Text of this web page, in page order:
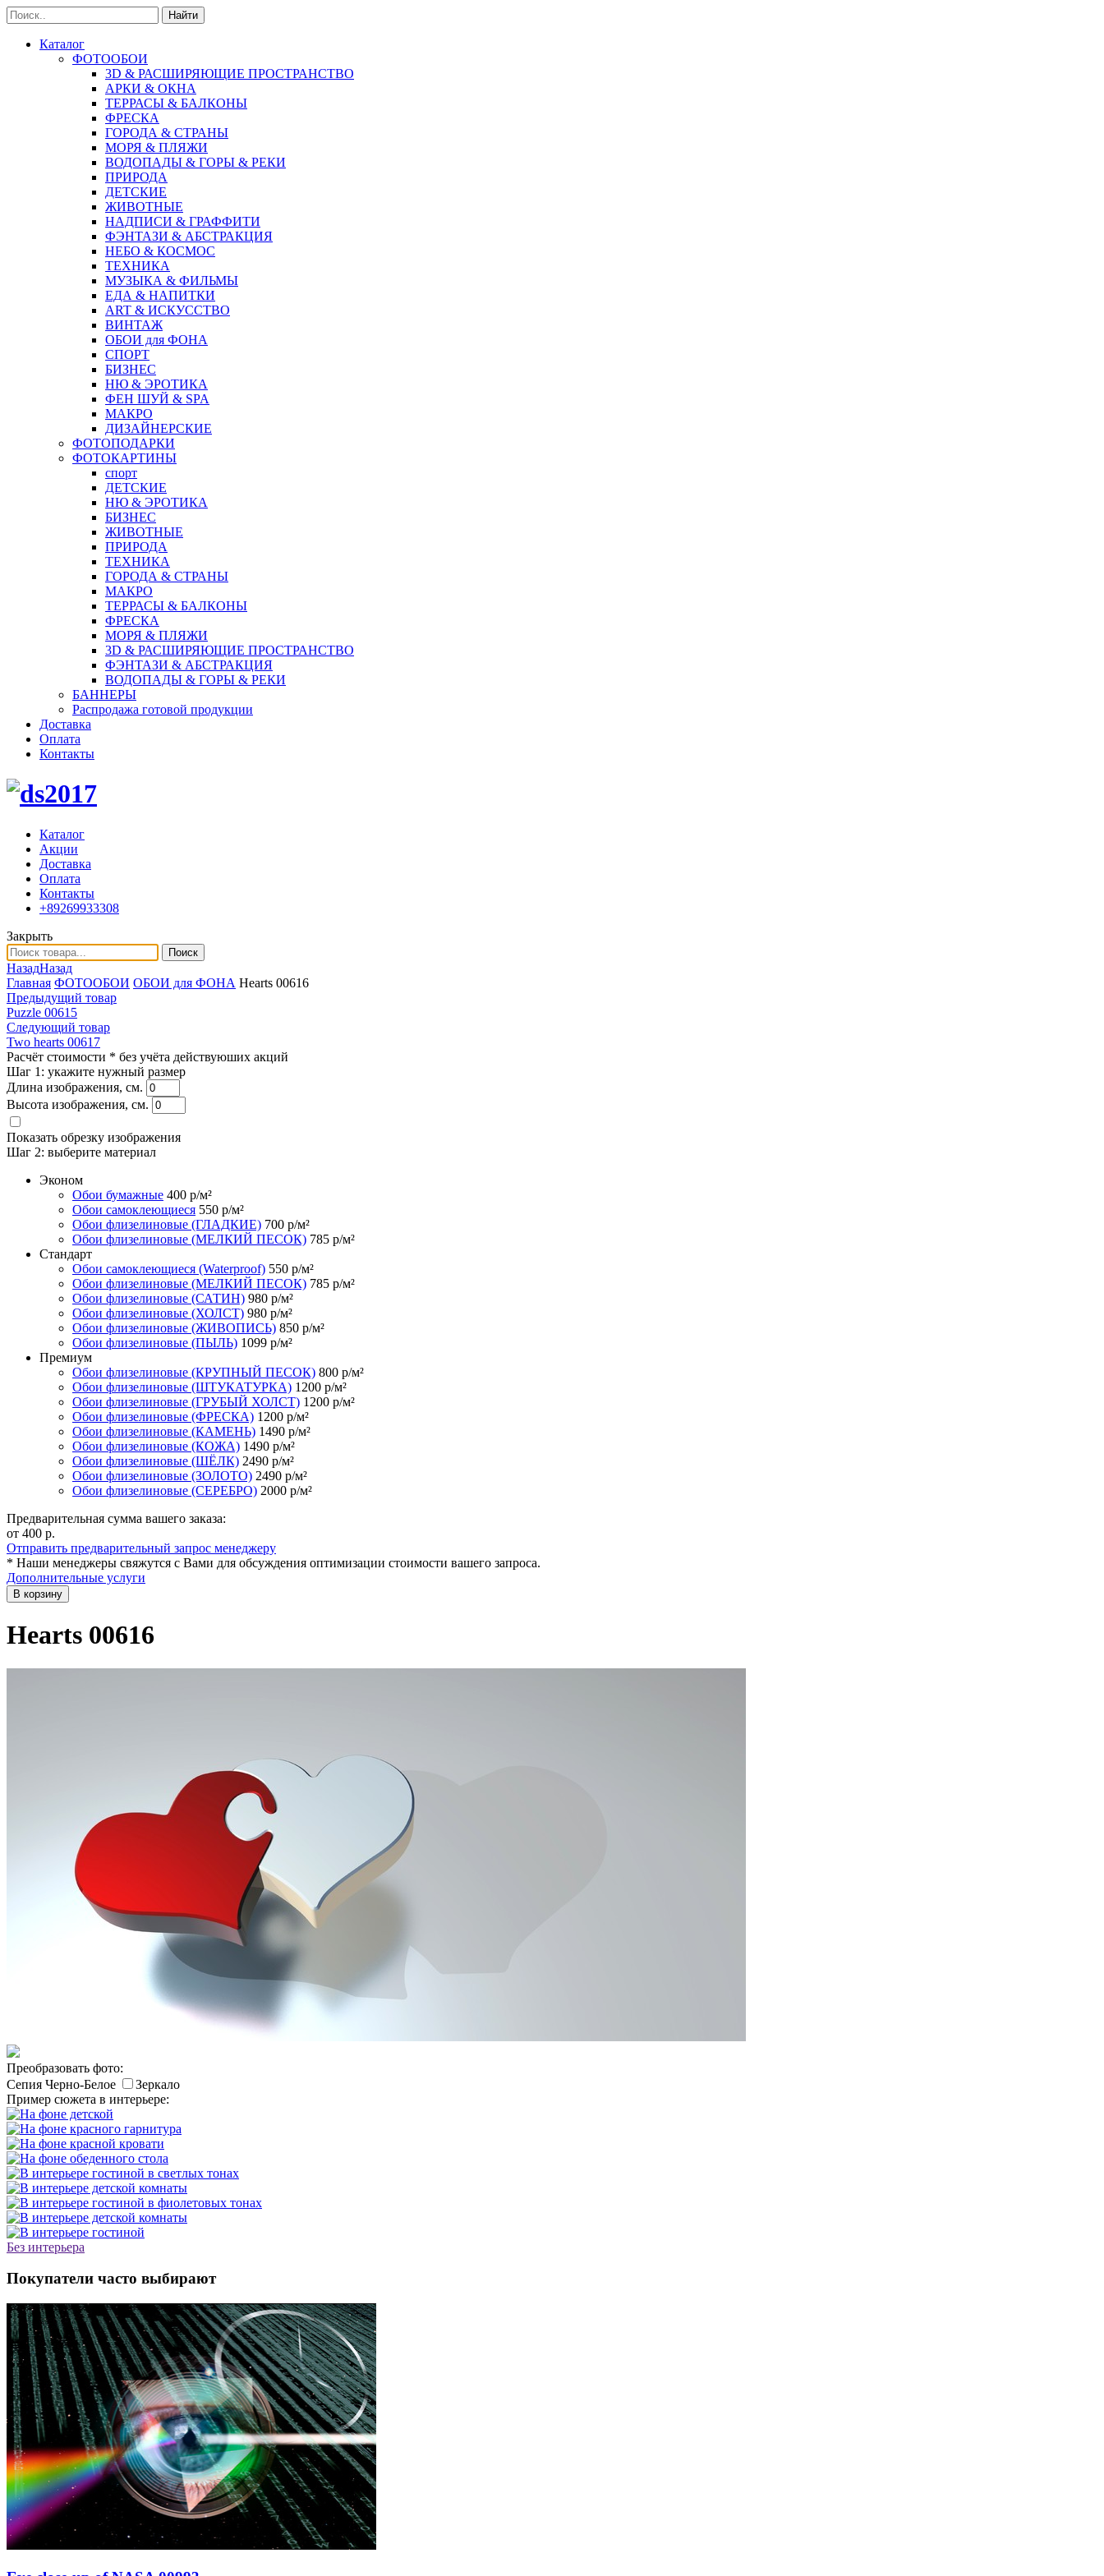
Найти
Каталог
ФОТООБОИ
3D & РАСШИРЯЮЩИЕ ПРОСТРАНСТВО
АРКИ & ОКНА
ТЕРРАСЫ & БАЛКОНЫ
ФРЕСКА
ГОРОДА & СТРАНЫ
МОРЯ & ПЛЯЖИ
ВОДОПАДЫ & ГОРЫ & РЕКИ
ПРИРОДА
ДЕТСКИЕ
ЖИВОТНЫЕ
НАДПИСИ & ГРАФФИТИ
ФЭНТАЗИ & АБСТРАКЦИЯ
НЕБО & КОСМОС
ТЕХНИКА
МУЗЫКА & ФИЛЬМЫ
ЕДА & НАПИТКИ
ART & ИСКУССТВО
ВИНТАЖ
ОБОИ для ФОНА
СПОРТ
БИЗНЕС
НЮ & ЭРОТИКА
ФЕН ШУЙ & SPA
МАКРО
ДИЗАЙНЕРСКИЕ
ФОТОПОДАРКИ
ФОТОКАРТИНЫ
спорт
ДЕТСКИЕ
НЮ & ЭРОТИКА
БИЗНЕС
ЖИВОТНЫЕ
ПРИРОДА
ТЕХНИКА
ГОРОДА & СТРАНЫ
МАКРО
ТЕРРАСЫ & БАЛКОНЫ
ФРЕСКА
МОРЯ & ПЛЯЖИ
3D & РАСШИРЯЮЩИЕ ПРОСТРАНСТВО
ФЭНТАЗИ & АБСТРАКЦИЯ
ВОДОПАДЫ & ГОРЫ & РЕКИ
БАННЕРЫ
Распродажа готовой продукции
Доставка
Оплата
Контакты
Каталог
Акции
Доставка
Оплата
Контакты
+89269933308
Закрыть
Поиск
НазадНазад
Главная ФОТООБОИ ОБОИ для ФОНА Hearts 00616
Предыдущий товар
Puzzle 00615
Следующий товар
Two hearts 00617
Расчёт стоимости * без учёта действуюших акций
Шаг 1: укажите нужный размер
Длина изображения, см.
Высота изображения, см.
Показать обрезку изображения
Шаг 2: выберите материал
Эконом
Обои бумажные 400 р/м²
Обои самоклеющиеся 550 р/м²
Обои флизелиновые (ГЛАДКИЕ) 700 р/м²
Обои флизелиновые (МЕЛКИЙ ПЕСОК) 785 р/м²
Стандарт
Обои самоклеющиеся (Waterproof) 550 р/м²
Обои флизелиновые (МЕЛКИЙ ПЕСОК) 785 р/м²
Обои флизелиновые (САТИН) 980 р/м²
Обои флизелиновые (ХОЛСТ) 980 р/м²
Обои флизелиновые (ЖИВОПИСЬ) 850 р/м²
Обои флизелиновые (ПЫЛЬ) 1099 р/м²
Премиум
Обои флизелиновые (КРУПНЫЙ ПЕСОК) 800 р/м²
Обои флизелиновые (ШТУКАТУРКА) 1200 р/м²
Обои флизелиновые (ГРУБЫЙ ХОЛСТ) 1200 р/м²
Обои флизелиновые (ФРЕСКА) 1200 р/м²
Обои флизелиновые (КАМЕНЬ) 1490 р/м²
Обои флизелиновые (КОЖА) 1490 р/м²
Обои флизелиновые (ШЁЛК) 2490 р/м²
Обои флизелиновые (ЗОЛОТО) 2490 р/м²
Обои флизелиновые (СЕРЕБРО) 2000 р/м²
Предварительная сумма вашего заказа:
от 400 р.
Отправить предварительный запрос менеджеру
* Наши менеджеры свяжутся с Вами для обсуждения оптимизации стоимости вашего запроса.
Дополнительные услуги
В корзину
Hearts 00616
Преобразовать фото:
Сепия Черно-Белое
Зеркало
Пример сюжета в интерьере:
Без интерьера
Покупатели часто выбирают